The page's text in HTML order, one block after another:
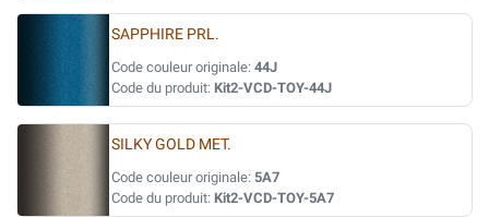
SAPPHIRE PRL.
Code couleur originale: 44J
Code du produit: Kit2-VCD-TOY-44J
SILKY GOLD MET.
Code couleur originale: 5A7
Code du produit: Kit2-VCD-TOY-5A7